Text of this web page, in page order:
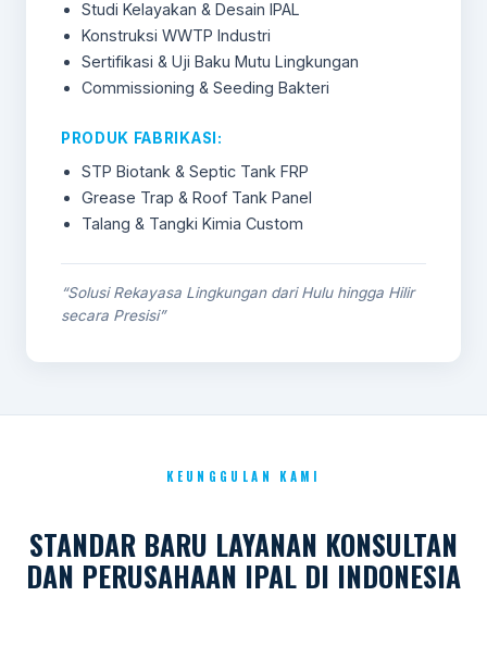
Studi Kelayakan & Desain IPAL
Konstruksi WWTP Industri
Sertifikasi & Uji Baku Mutu Lingkungan
Commissioning & Seeding Bakteri
PRODUK FABRIKASI:
STP Biotank & Septic Tank FRP
Grease Trap & Roof Tank Panel
Talang & Tangki Kimia Custom
“Solusi Rekayasa Lingkungan dari Hulu hingga Hilir
secara Presisi”
KEUNGGULAN KAMI
STANDAR BARU LAYANAN KONSULTAN
DAN PERUSAHAAN IPAL DI INDONESIA